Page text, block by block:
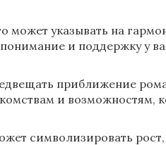
может указывать на
и поддержку у
приближение
и возможностям,
символизировать рост,